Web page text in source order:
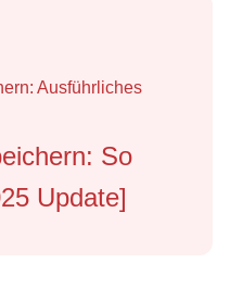
Ausführliches
So
Update]